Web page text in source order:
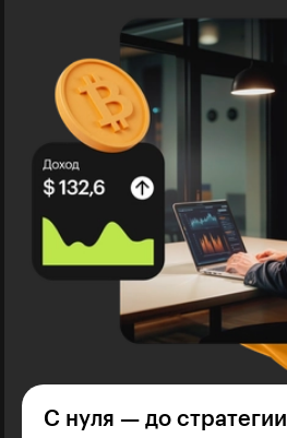
С нуля — до стратегии